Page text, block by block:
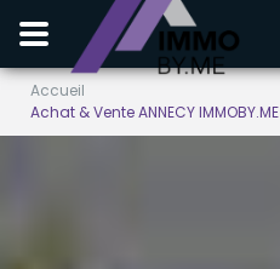
Accueil
Achat & Vente ANNECY IMMOBY.ME